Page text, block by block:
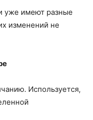
уже имеют разные
изменений не
Используется,